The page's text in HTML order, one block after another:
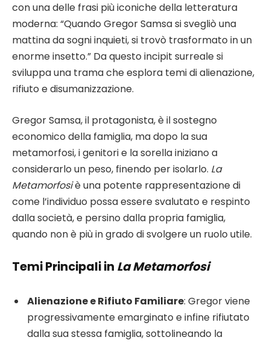
con una delle frasi più iconiche della letteratura
moderna: “Quando Gregor Samsa si svegliò una
mattina da sogni inquieti, si trovò trasformato in un
enorme insetto.” Da questo incipit surreale si
sviluppa una trama che esplora temi di alienazione,
rifiuto e disumanizzazione.
Gregor Samsa, il protagonista, è il sostegno
economico della famiglia, ma dopo la sua
metamorfosi, i genitori e la sorella iniziano a
considerarlo un peso, finendo per isolarlo. La
Metamorfosiè una potente rappresentazione di
come l’individuo possa essere svalutato e respinto
dalla società, e persino dalla propria famiglia,
quando non è più in grado di svolgere un ruolo utile.
Temi Principali in La Metamorfosi
Alienazione e Rifiuto Familiare: Gregor viene
progressivamente emarginato e infine rifiutato
dalla sua stessa famiglia, sottolineando la